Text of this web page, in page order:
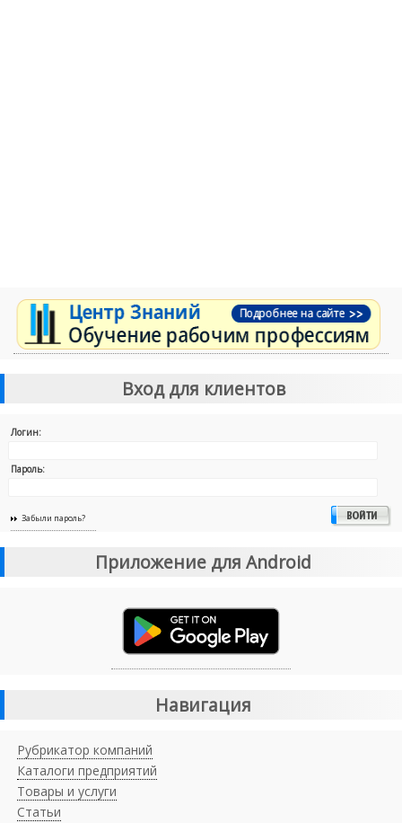
Вход для клиентов
Логин:
Пароль:
Забыли пароль?
Приложение для Android
Навигация
Рубрикатор компаний
Каталоги предприятий
Товары и услуги
Статьи